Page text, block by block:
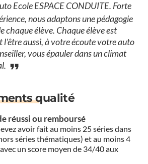
Ecole ESPACE CONDUITE. Forte
nous adaptons une pédagogie
chaque élève. Chaque élève est
l'être aussi, à votre écoute votre auto
vous épauler dans un climat
qualité
réussi ou remboursé
avoir fait au moins 25 séries dans
séries thématiques) et au moins 4
un score moyen de 34/40 aux